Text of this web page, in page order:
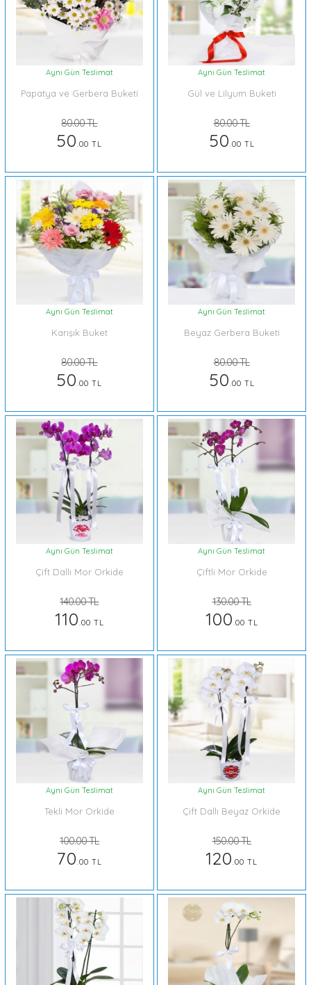
Aynı Gün Teslimat
Papatya ve Gerbera Buketi
80.00 TL
50.00 TL
Aynı Gün Teslimat
Gül ve Lilyum Buketi
80.00 TL
50.00 TL
Aynı Gün Teslimat
Karışık Buket
80.00 TL
50.00 TL
Aynı Gün Teslimat
Beyaz Gerbera Buketi
80.00 TL
50.00 TL
Aynı Gün Teslimat
Çift Dallı Mor Orkide
140.00 TL
110.00 TL
Aynı Gün Teslimat
Çiftli Mor Orkide
130.00 TL
100.00 TL
Aynı Gün Teslimat
Tekli Mor Orkide
100.00 TL
70.00 TL
Aynı Gün Teslimat
Çift Dallı Beyaz Orkide
150.00 TL
120.00 TL